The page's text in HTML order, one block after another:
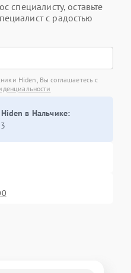
специалисту, оставьте
с радостью
Hiden, Вы соглашаетесь с
в Нальчике: